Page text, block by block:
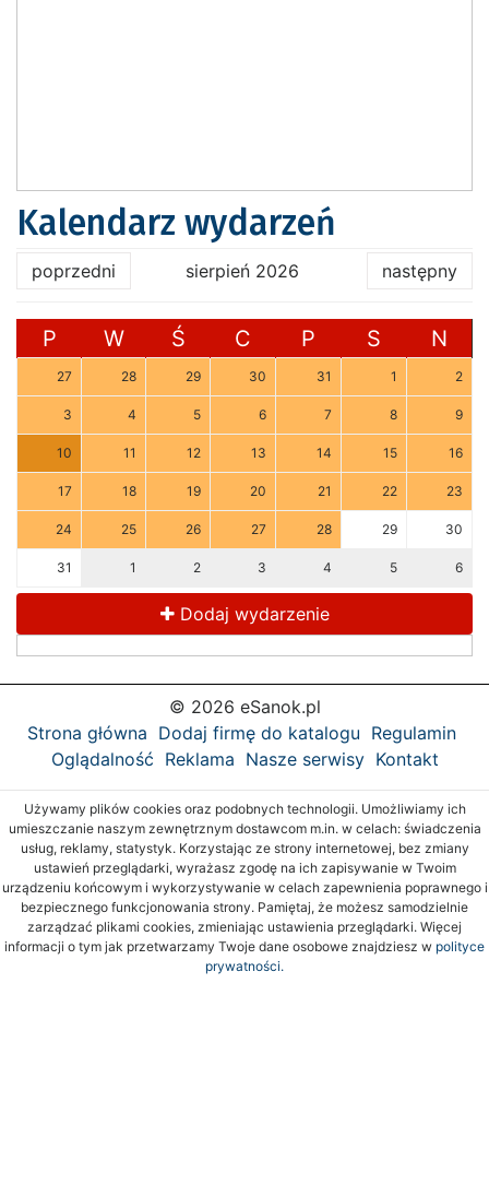
Kalendarz wydarzeń
poprzedni sierpień 2026 następny
P W Ś C P S N
27 28 29 30 31 1 2
3 4 5 6 7 8 9
10 11 12 13 14 15 16
17 18 19 20 21 22 23
24 25 26 27 28 29 30
31 1 2 3 4 5 6
Dodaj wydarzenie
© 2026 eSanok.pl
Strona główna Dodaj firmę do katalogu Regulamin
Oglądalność Reklama Nasze serwisy Kontakt
Używamy plików cookies oraz podobnych technologii. Umożliwiamy ich
umieszczanie naszym zewnętrznym dostawcom m.in. w celach: świadczenia
usług, reklamy, statystyk. Korzystając ze strony internetowej, bez zmiany
ustawień przeglądarki, wyrażasz zgodę na ich zapisywanie w Twoim
urządzeniu końcowym i wykorzystywanie w celach zapewnienia poprawnego i
bezpiecznego funkcjonowania strony. Pamiętaj, że możesz samodzielnie
zarządzać plikami cookies, zmieniając ustawienia przeglądarki. Więcej
informacji o tym jak przetwarzamy Twoje dane osobowe znajdziesz w polityce
prywatności.